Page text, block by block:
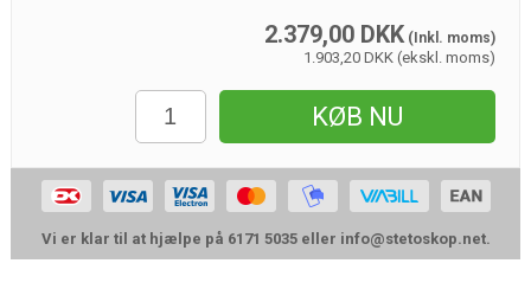
2.379,00 DKK(Inkl. moms)
1.903,20 DKK (ekskl. moms)
KØB NU
Vi er klar til at hjælpe på 6171 5035 eller info@stetoskop.net.